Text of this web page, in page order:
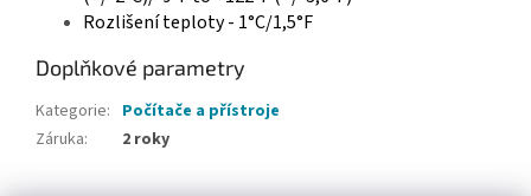
Rozlišení teploty - 1°C/1,5°F
Doplňkové parametry
Kategorie: Počítače a přístroje
Záruka: 2 roky